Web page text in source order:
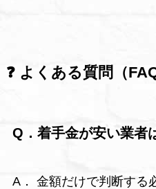
❓ よくある質問（FAQ
Q．着手金が安い業者
A． 金額だけで判断する